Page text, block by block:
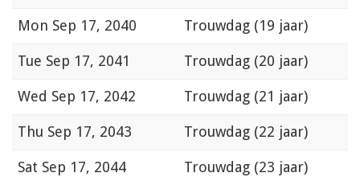
Mon Sep 17, 2040 Trouwdag (19 jaar)
Tue Sep 17, 2041 Trouwdag (20 jaar)
Wed Sep 17, 2042 Trouwdag (21 jaar)
Thu Sep 17, 2043 Trouwdag (22 jaar)
Sat Sep 17, 2044 Trouwdag (23 jaar)